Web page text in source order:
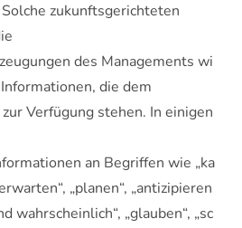
zukunftsgerichteten
des Managements wi
die dem
Verfügung stehen. In einigen
an Begriffen wie „ka
„planen“, „antizipieren
wahrscheinlich“, „glauben“, „sc